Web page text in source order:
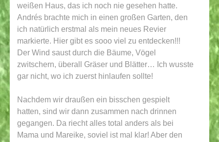
weißen Haus, das ich noch nie gesehen hatte.
Andrés brachte mich in einen großen Garten, den
ich natürlich erstmal als mein neues Revier
markierte. Hier gibt es sooo viel zu entdecken!!!
Der Wind saust durch die Bäume, Vögel
zwitschern, überall Gräser und Blätter… Ich wusste
gar nicht, wo ich zuerst hinlaufen sollte!
Nachdem wir draußen ein bisschen gespielt
hatten, sind wir dann zusammen nach drinnen
gegangen. Da riecht alles total anders als bei
Mama und Mareike, soviel ist mal klar! Aber den